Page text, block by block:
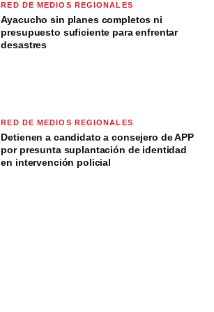
RED DE MEDIOS REGIONALES
Ayacucho sin planes completos ni
presupuesto suficiente para enfrentar
desastres
RED DE MEDIOS REGIONALES
Detienen a candidato a consejero de APP
por presunta suplantación de identidad
en intervención policial